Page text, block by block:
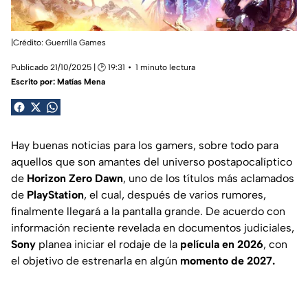
|Crédito: Guerrilla Games
Publicado 21/10/2025 | 🕑 19:31
1 minuto lectura
Escrito por: Matías Mena
Hay buenas noticias para los gamers, sobre todo para
aquellos que son amantes del universo postapocalíptico
de Horizon Zero Dawn, uno de los títulos más aclamados
de PlayStation, el cual, después de varios rumores,
finalmente llegará a la pantalla grande. De acuerdo con
información reciente revelada en documentos judiciales,
Sony planea iniciar el rodaje de la película en 2026, con
el objetivo de estrenarla en algún momento de 2027.